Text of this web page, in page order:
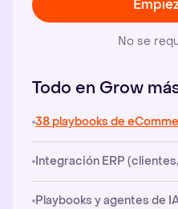
No se
Todo en Grow
38 playbooks de
Integración ERP
Playbooks y agentes de